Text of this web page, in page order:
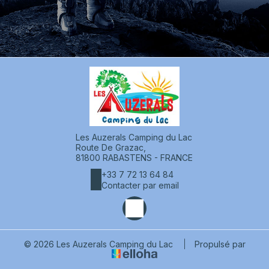
Les Auzerals Camping du Lac
Route De Grazac,
81800 RABASTENS - FRANCE
+33 7 72 13 64 84
Contacter par email
© 2026 Les Auzerals Camping du Lac Propulsé par